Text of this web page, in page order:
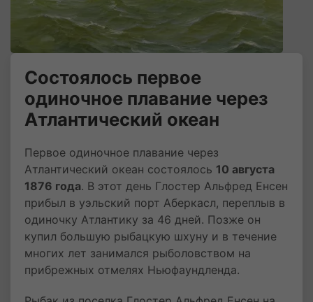
Состоялось первое
одиночное плавание через
Атлантический океан
Первое одиночное плавание через
Атлантический океан состоялось 10 августа
1876 года. В этот день Глостер Альфред Енсен
прибыл в уэльский порт Аберкасл, переплыв в
одиночку Атлантику за 46 дней. Позже он
купил большую рыбацкую шхуну и в течение
многих лет занимался рыболовством на
прибрежных отмелях Ньюфаундленда.